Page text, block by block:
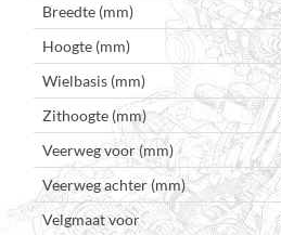
Breedte (mm)
Hoogte (mm)
Wielbasis (mm)
Zithoogte (mm)
Veerweg voor (mm)
Veerweg achter (mm)
Velgmaat voor